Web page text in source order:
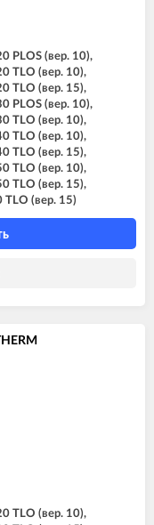
PLOS (вер. 10),
TLO (вер. 10),
TLO (вер. 15),
PLOS (вер. 10),
TLO (вер. 10),
TLO (вер. 10),
TLO (вер. 15),
TLO (вер. 10),
TLO (вер. 15),
(вер. 15)
TLO (вер. 10),